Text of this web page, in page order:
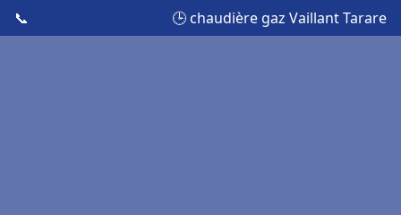
📞 🕒 chaudière gaz Vaillant Tarare